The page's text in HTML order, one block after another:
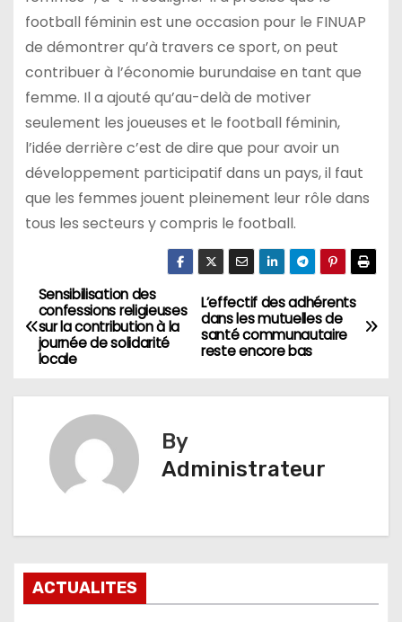
football féminin est une occasion pour le FINUAP
de démontrer qu’à travers ce sport, on peut
contribuer à l’économie burundaise en tant que
femme. Il a ajouté qu’au-delà de motiver
seulement les joueuses et le football féminin,
l’idée derrière c’est de dire que pour avoir un
développement participatif dans un pays, il faut
que les femmes jouent pleinement leur rôle dans
tous les secteurs y compris le football.
Navigation
de
L’effectif des adhérents
dans les mutuelles de
santé communautaire
reste encore bas
Sensibilisation des
confessions religieuses
sur la contribution à la
journée de solidarité
locale
By
Administrateur
ACTUALITES